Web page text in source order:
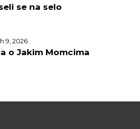
se na selo
9, 2026
o Jakim Momcima